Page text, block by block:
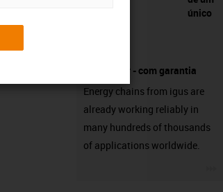
único
fornecedor - com garantia
Energy chains from igus are
already working reliably in
many hundreds of thousands
of applications worldwide.